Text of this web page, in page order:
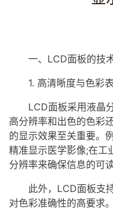
一、LCD面板的技
1. 高清晰度与色彩
LCD面板采用液晶分
高分辨率和出色的色彩
的显示效果至关重要。
精准显示医学影像;在工
分辨率来确保信息的可读
此外，LCD面板支持
对色彩准确性的高要求